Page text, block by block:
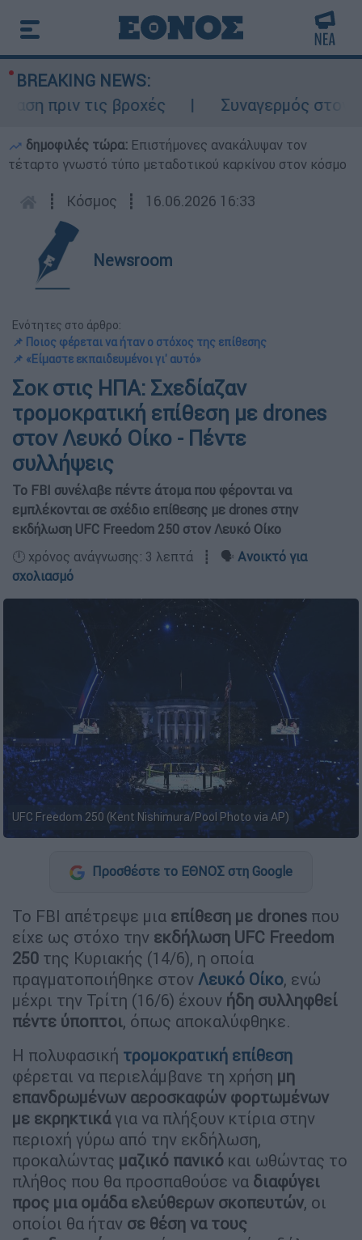
BREAKING NEWS:
τις βροχές
Συναγερμός στον
δημοφιλές τώρα: Επιστήμονες ανακάλυψαν τον
τέταρτο γνωστό τύπο μεταδοτικού καρκίνου στον κόσμο
┋ Κόσμος ┋ 16.06.2026 16:33
Newsroom
Ενότητες στο άρθρο:
📌 Ποιος φέρεται να ήταν ο στόχος της επίθεσης
📌 «Είμαστε εκπαιδευμένοι γι' αυτό»
Σοκ στις ΗΠΑ: Σχεδίαζαν
τρομοκρατική επίθεση με drones
στον Λευκό Οίκο - Πέντε
συλλήψεις
Το FBI συνέλαβε πέντε άτομα που φέρονται να
εμπλέκονται σε σχέδιο επίθεσης με drones στην
εκδήλωση UFC Freedom 250 στον Λευκό Οίκο
🕛 χρόνος ανάγνωσης: 3 λεπτά ┋ 🗣️ Ανοικτό για
σχολιασμό
UFC Freedom 250 (Kent Nishimura/Pool Photo via AP)
Προσθέστε το ΕΘΝΟΣ στη Google
Το FBI απέτρεψε μια επίθεση με drones που
είχε ως στόχο την εκδήλωση UFC Freedom
250 της Κυριακής (14/6), η οποία
πραγματοποιήθηκε στον Λευκό Οίκο, ενώ
μέχρι την Τρίτη (16/6) έχουν ήδη συλληφθεί
πέντε ύποπτοι, όπως αποκαλύφθηκε.
Η πολυφασική τρομοκρατική επίθεση
φέρεται να περιελάμβανε τη χρήση μη
επανδρωμένων αεροσκαφών φορτωμένων
με εκρηκτικάγια να πλήξουν κτίρια στην
περιοχή γύρω από την εκδήλωση,
προκαλώντας μαζικό πανικό και ωθώντας το
πλήθος που θα προσπαθούσε να διαφύγει
προς μια ομάδα ελεύθερων σκοπευτών, οι
οποίοι θα ήταν σε θέση να τους